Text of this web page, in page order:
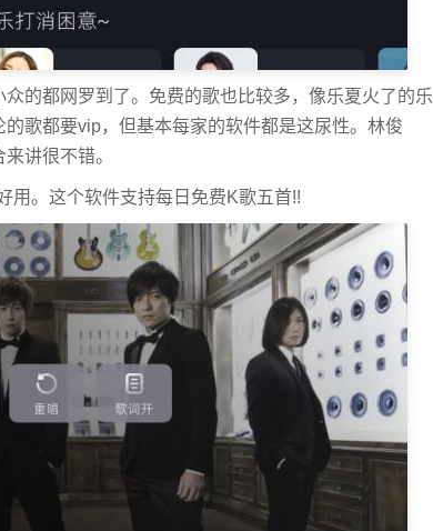
的都网罗到了。免费的歌也比较多，像乐夏火了的乐
歌都要vip，但基本每家的软件都是这尿性。林俊
讲很不错。
用。这个软件支持每日免费K歌五首!!